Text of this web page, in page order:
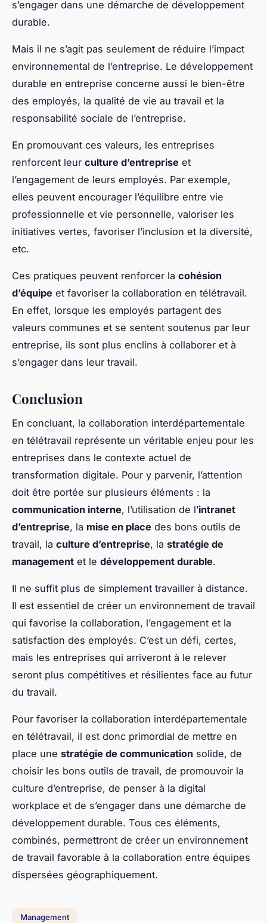
s’engager dans une démarche de développement
durable.
Mais il ne s’agit pas seulement de réduire l’impact
environnemental de l’entreprise. Le développement
durable en entreprise concerne aussi le bien-être
des employés, la qualité de vie au travail et la
responsabilité sociale de l’entreprise.
En promouvant ces valeurs, les entreprises
renforcent leur culture d’entreprise et
l’engagement de leurs employés. Par exemple,
elles peuvent encourager l’équilibre entre vie
professionnelle et vie personnelle, valoriser les
initiatives vertes, favoriser l’inclusion et la diversité,
etc.
Ces pratiques peuvent renforcer la cohésion
d’équipe et favoriser la collaboration en télétravail.
En effet, lorsque les employés partagent des
valeurs communes et se sentent soutenus par leur
entreprise, ils sont plus enclins à collaborer et à
s’engager dans leur travail.
Conclusion
En concluant, la collaboration interdépartementale
en télétravail représente un véritable enjeu pour les
entreprises dans le contexte actuel de
transformation digitale. Pour y parvenir, l’attention
doit être portée sur plusieurs éléments : la
communication interne, l’utilisation de l’intranet
d’entreprise, la mise en place des bons outils de
travail, la culture d’entreprise, la stratégie de
management et le développement durable.
Il ne suffit plus de simplement travailler à distance.
Il est essentiel de créer un environnement de travail
qui favorise la collaboration, l’engagement et la
satisfaction des employés. C’est un défi, certes,
mais les entreprises qui arriveront à le relever
seront plus compétitives et résilientes face au futur
du travail.
Pour favoriser la collaboration interdépartementale
en télétravail, il est donc primordial de mettre en
place une stratégie de communication solide, de
choisir les bons outils de travail, de promouvoir la
culture d’entreprise, de penser à la digital
workplace et de s’engager dans une démarche de
développement durable. Tous ces éléments,
combinés, permettront de créer un environnement
de travail favorable à la collaboration entre équipes
dispersées géographiquement.
Management